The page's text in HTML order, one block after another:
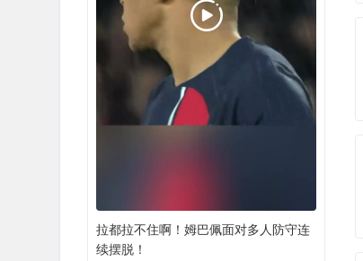
拉都拉不住啊！姆巴佩面对多人防守连
续摆脱！